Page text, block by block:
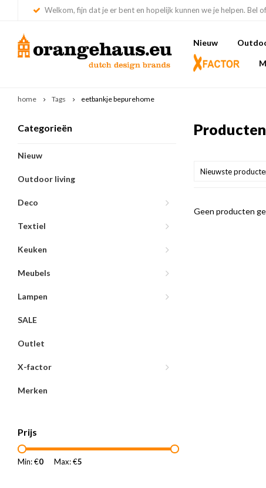
Welkom, fijn dat je er bent en hopelijk kunnen we je helpen. Bel
Nieuw
home Tags eetbankje bepurehome
Categorieën
Nieuw
Outdoor living
Deco
Textiel
Keuken
Meubels
Lampen
SALE
Outlet
X-factor
Merken
Prijs
Min: €0 Max: €5
Nieuwste
Geen producten